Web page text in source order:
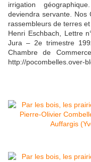
irrigation
deviendra servante. Nos
rassembleurs de terres
Henri Eschbach, Lettre
Jura – 2e trimestre
Chambre de
http://pocombelles.over-